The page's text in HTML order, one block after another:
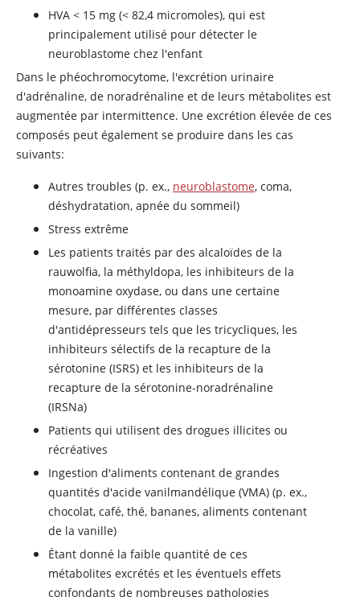
HVA < 15 mg (< 82,4 micromoles), qui est
principalement utilisé pour détecter le
neuroblastome chez l'enfant
Dans le phéochromocytome, l'excrétion urinaire
d'adrénaline, de noradrénaline et de leurs métabolites est
augmentée par intermittence. Une excrétion élevée de ces
composés peut également se produire dans les cas
suivants:
Autres troubles (p. ex., neuroblastome, coma,
déshydratation, apnée du sommeil)
Stress extrême
Les patients traités par des alcaloïdes de la
rauwolfia, la méthyldopa, les inhibiteurs de la
monoamine oxydase, ou dans une certaine
mesure, par différentes classes
d'antidépresseurs tels que les tricycliques, les
inhibiteurs sélectifs de la recapture de la
sérotonine (ISRS) et les inhibiteurs de la
recapture de la sérotonine-noradrénaline
(IRSNa)
Patients qui utilisent des drogues illicites ou
récréatives
Ingestion d'aliments contenant de grandes
quantités d'acide vanilmandélique (VMA) (p. ex.,
chocolat, café, thé, bananes, aliments contenant
de la vanille)
Étant donné la faible quantité de ces
métabolites excrétés et les éventuels effets
confondants de nombreuses pathologies